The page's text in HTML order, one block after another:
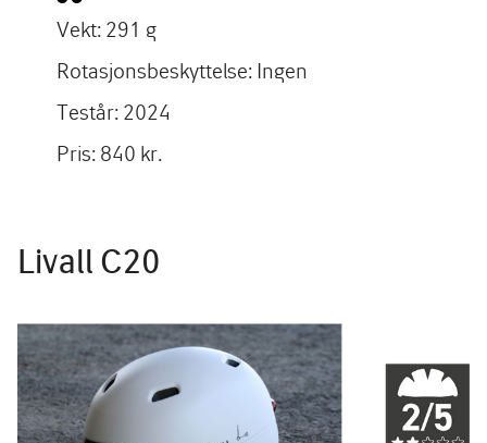
Vekt: 291 g
Rotasjonsbeskyttelse: Ingen
Testår: 2024
Pris: 840 kr.
Livall C20